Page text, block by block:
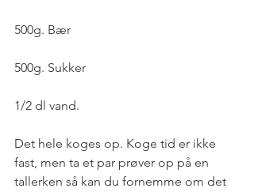
500g. Bær
500g. Sukker
1/2 dl vand.
Det hele koges op. Koge tid er ikke
fast, men ta et par prøver op på en
tallerken så kan du fornemme om det